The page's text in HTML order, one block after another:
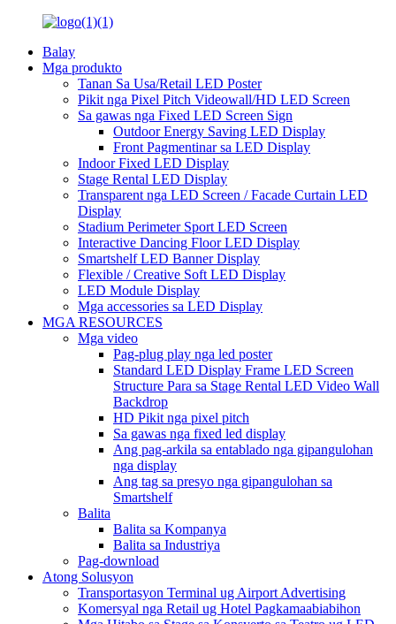
Balay
Mga produkto
Tanan Sa Usa/Retail LED Poster
Pikit nga Pixel Pitch Videowall/HD LED Screen
Sa gawas nga Fixed LED Screen Sign
Outdoor Energy Saving LED Display
Front Pagmentinar sa LED Display
Indoor Fixed LED Display
Stage Rental LED Display
Transparent nga LED Screen / Facade Curtain LED
Display
Stadium Perimeter Sport LED Screen
Interactive Dancing Floor LED Display
Smartshelf LED Banner Display
Flexible / Creative Soft LED Display
LED Module Display
Mga accessories sa LED Display
MGA RESOURCES
Mga video
Pag-plug play nga led poster
Standard LED Display Frame LED Screen
Structure Para sa Stage Rental LED Video Wall
Backdrop
HD Pikit nga pixel pitch
Sa gawas nga fixed led display
Ang pag-arkila sa entablado nga gipangulohan
nga display
Ang tag sa presyo nga gipangulohan sa
Smartshelf
Balita
Balita sa Kompanya
Balita sa Industriya
Pag-download
Atong Solusyon
Transportasyon Terminal ug Airport Advertising
Komersyal nga Retail ug Hotel Pagkamaabiabihon